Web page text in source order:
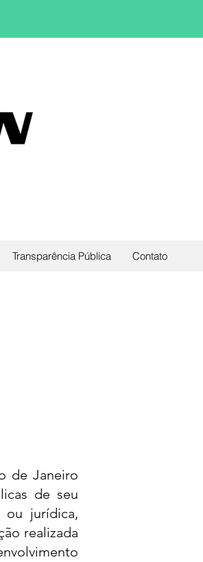
Transparência Pública Contato
de Janeiro
de seu
jurídica,
realizada